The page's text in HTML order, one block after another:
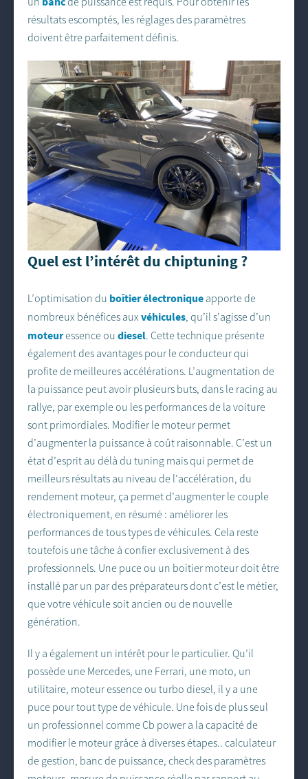
résultats escomptés, les réglages des paramètres
doivent être parfaitement définis.
Quel est l’intérêt du chiptuning ?
L’optimisation du boîtier électronique apporte de
nombreux bénéfices aux véhicules, qu’il s’agisse d’un
moteuressence ou diesel. Cette technique présente
également des avantages pour le conducteur qui
profite de meilleures accélérations. L’augmentation de
la puissance peut avoir plusieurs buts, dans le racing au
rallye, par exemple ou les performances de la voiture
sont primordiales. Modifier le moteur permet
d’augmenter la puissance à coût raisonnable. C’est un
état d’esprit au délà du tuning mais qui permet de
meilleurs résultats au niveau de l’accélération, du
rendement moteur, ça permet d’augmenter le couple
électroniquement, en résumé : améliorer les
performances de tous types de véhicules. Cela reste
toutefois une tâche à confier exclusivement à des
professionnels. Une puce ou un boitier moteur doit être
installé par un par des préparateurs dont c’est le métier,
que votre véhicule soit ancien ou de nouvelle
génération.
Il y a également un intérêt pour le particulier. Qu’il
possède une Mercedes, une Ferrari, une moto, un
utilitaire, moteur essence ou turbo diesel, il y a une
puce pour tout type de véhicule. Une fois de plus seul
un professionnel comme Cb power a la capacité de
modifier le moteur grâce à diverses étapes.. calculateur
de gestion, banc de puissance, check des paramètres